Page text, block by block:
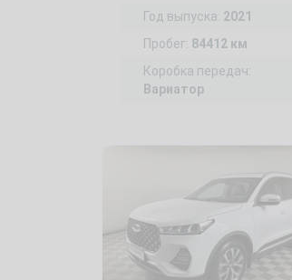
Год выпуска: 2021
Пробег: 84412 км
Коробка передач:
Вариатор